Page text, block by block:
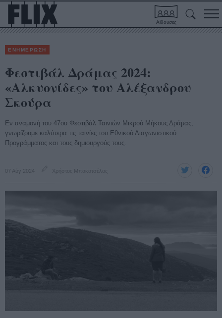
Αίθουσες
ΕΝΗΜΕΡΩΣΗ
Φεστιβάλ Δράμας 2024:
«Αλκυονίδες» του Αλέξανδρου
Σκούρα
Εν αναμονή του 47ου Φεστιβάλ Ταινιών Μικρού Μήκους Δράμας,
γνωρίζουμε καλύτερα τις ταινίες του Εθνικού Διαγωνιστικού
Προγράμματος και τους δημιουργούς τους.
07 Αύγ 2024 Χρήστος Μπακατσέλος